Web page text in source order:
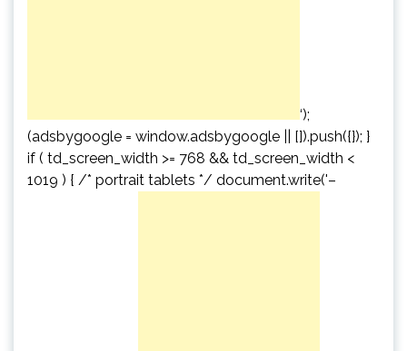
‘);
(adsbygoogle = window.adsbygoogle || []).push({}); }
if ( td_screen_width >= 768 && td_screen_width <
1019 ) { /* portrait tablets */ document.write('–